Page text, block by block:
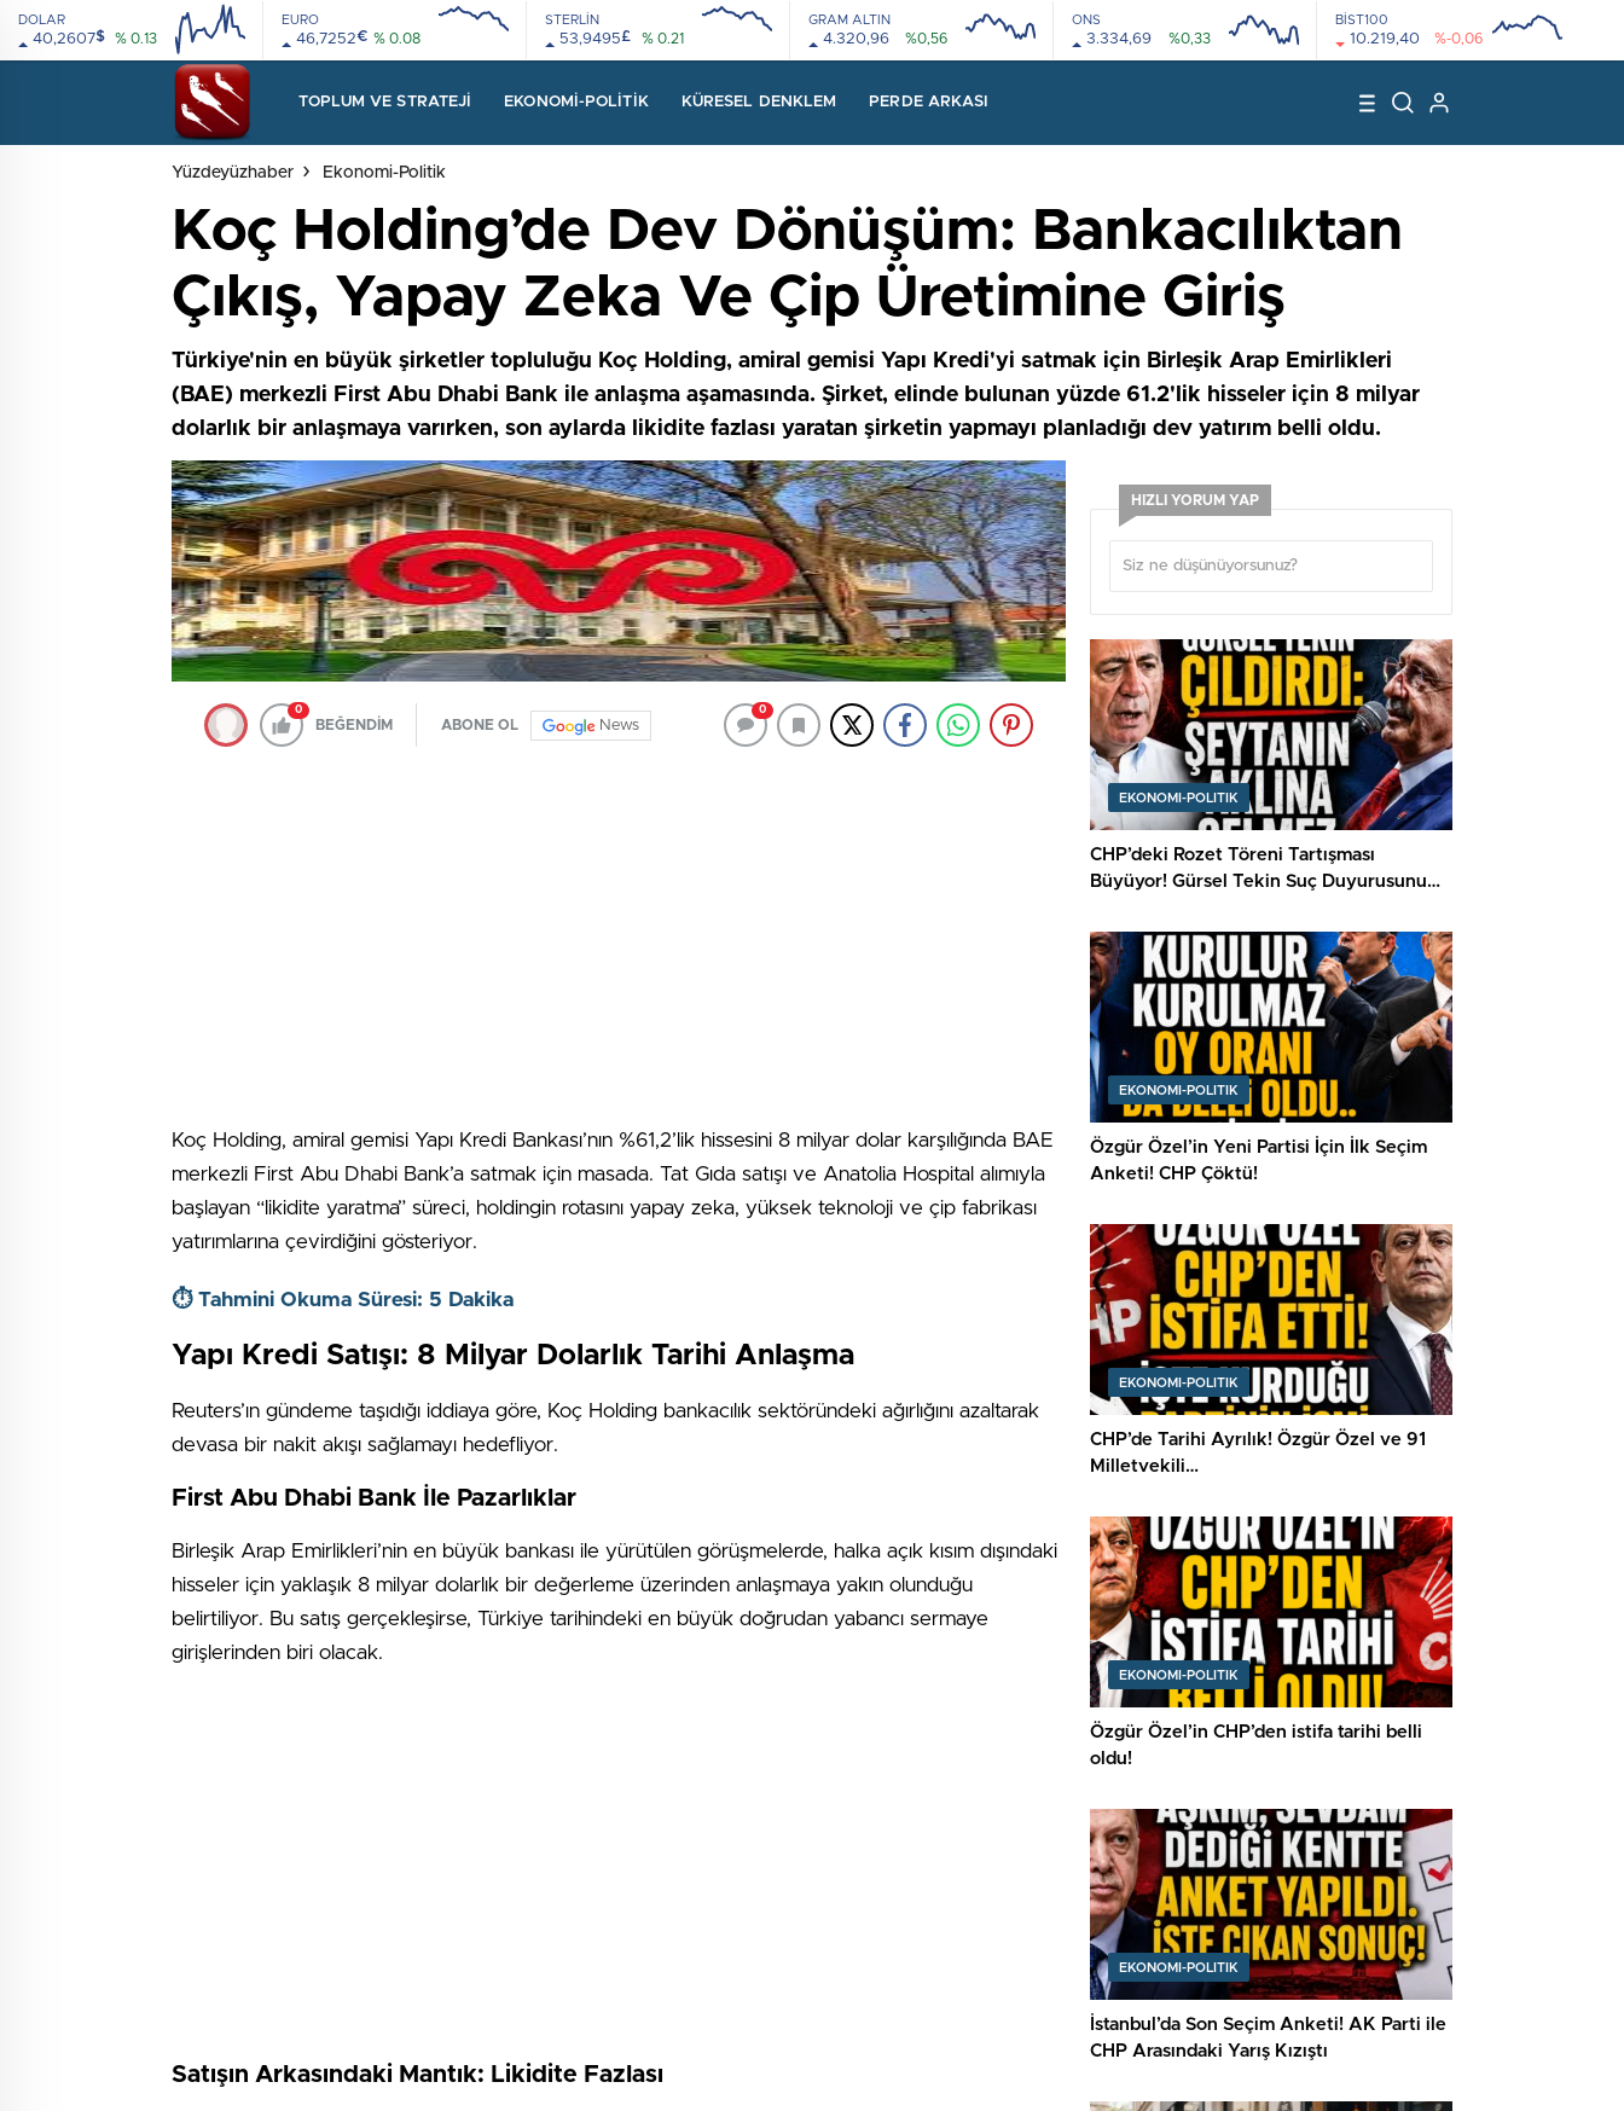
DOLAR
40,2607$ % 0.13
08:00 12:00
EURO
46,7252€ % 0.08
STERLİN
53,9495£ % 0.21
GRAM ALTIN
4.320,96 %0,56
ONS
3.334,69 %0,33
BİST100
10.219,40 %-0,06
TOPLUM VE STRATEJI EKONOMI-POLITIK KÜRESEL DENKLEM PERDE ARKASI
Yüzdeyüzhaber Ekonomi-Politik
Koç Holding’de Dev Dönüşüm: Bankacılıktan
Çıkış, Yapay Zeka Ve Çip Üretimine Giriş
Türkiye'nin en büyük şirketler topluluğu Koç Holding, amiral gemisi Yapı Kredi'yi satmak için Birleşik Arap Emirlikleri
(BAE) merkezli First Abu Dhabi Bank ile anlaşma aşamasında. Şirket, elinde bulunan yüzde 61.2'lik hisseler için 8 milyar
dolarlık bir anlaşmaya varırken, son aylarda likidite fazlası yaratan şirketin yapmayı planladığı dev yatırım belli oldu.
0
BEĞENDİM ABONE OL News
0
Koç Holding, amiral gemisi Yapı Kredi Bankası’nın %61,2’lik hissesini 8 milyar dolar karşılığında BAE
merkezli First Abu Dhabi Bank’a satmak için masada. Tat Gıda satışı ve Anatolia Hospital alımıyla
başlayan “likidite yaratma” süreci, holdingin rotasını yapay zeka, yüksek teknoloji ve çip fabrikası
yatırımlarına çevirdiğini gösteriyor.
⏱️ Tahmini Okuma Süresi: 5 Dakika
Yapı Kredi Satışı: 8 Milyar Dolarlık Tarihi Anlaşma
Reuters’ın gündeme taşıdığı iddiaya göre, Koç Holding bankacılık sektöründeki ağırlığını azaltarak
devasa bir nakit akışı sağlamayı hedefliyor.
First Abu Dhabi Bank İle Pazarlıklar
Birleşik Arap Emirlikleri’nin en büyük bankası ile yürütülen görüşmelerde, halka açık kısım dışındaki
hisseler için yaklaşık 8 milyar dolarlık bir değerleme üzerinden anlaşmaya yakın olunduğu
belirtiliyor. Bu satış gerçekleşirse, Türkiye tarihindeki en büyük doğrudan yabancı sermaye
girişlerinden biri olacak.
Satışın Arkasındaki Mantık: Likidite Fazlası
HIZLI YORUM YAP
EKONOMI-POLITIK
CHP’deki Rozet Töreni Tartışması
Büyüyor! Gürsel Tekin Suç Duyurusunu
EKONOMI-POLITIK
Özgür Özel’in Yeni Partisi İçin İlk Seçim
Anketi! CHP Çöktü!
EKONOMI-POLITIK
CHP’de Tarihi Ayrılık! Özgür Özel ve 91
Milletvekili…
EKONOMI-POLITIK
Özgür Özel’in CHP’den istifa tarihi belli
oldu!
EKONOMI-POLITIK
İstanbul’da Son Seçim Anketi! AK Parti ile
CHP Arasındaki Yarış Kızıştı